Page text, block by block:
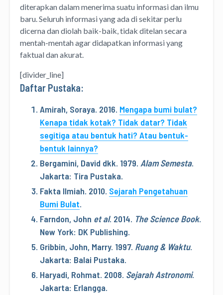
diterapkan dalam menerima suatu informasi dan ilmu
baru. Seluruh informasi yang ada di sekitar perlu
dicerna dan diolah baik-baik, tidak ditelan secara
mentah-mentah agar didapatkan informasi yang
faktual dan akurat.
[divider_line]
Daftar Pustaka:
Amirah, Soraya. 2016. Mengapa bumi bulat?
Kenapa tidak kotak? Tidak datar? Tidak
segitiga atau bentuk hati? Atau bentuk-
bentuk lainnya?
Bergamini, David dkk. 1979. Alam Semesta.
Jakarta: Tira Pustaka.
Fakta Ilmiah. 2010. Sejarah Pengetahuan
Bumi Bulat.
Farndon, John et al. 2014. The Science Book.
New York: DK Publishing.
Gribbin, John, Marry. 1997. Ruang & Waktu.
Jakarta: Balai Pustaka.
Haryadi, Rohmat. 2008. Sejarah Astronomi.
Jakarta: Erlangga.